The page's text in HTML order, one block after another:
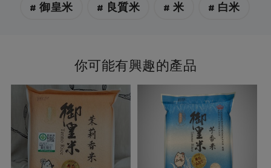
# 御皇米 # 良質米 # 米 # 白米
你可能有興趣的產品